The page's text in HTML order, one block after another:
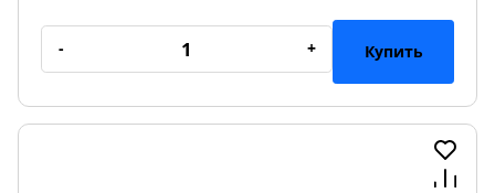
- + Купить